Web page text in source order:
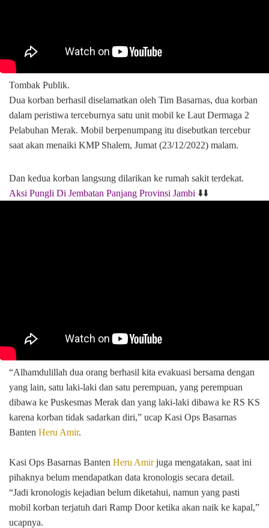
Tombak Publik.
Dua korban berhasil diselamatkan oleh Tim Basarnas, dua korban
dalam peristiwa terceburnya satu unit mobil ke Laut Dermaga 2
Pelabuhan Merak. Mobil berpenumpang itu disebutkan tercebur
saat akan menaiki KMP Shalem, Jumat (23/12/2022) malam.
Dan kedua korban langsung dilarikan ke rumah sakit terdekat.
Aksi Pungli Di Jembatan Panjang Provinsi Jambi ⬇️⬇️
“Alhamdulillah dua orang berhasil kita evakuasi bersama dengan
yang lain, satu laki-laki dan satu perempuan, yang perempuan
dibawa ke Puskesmas Merak dan yang laki-laki dibawa ke RS KS
karena korban tidak sadarkan diri,” ucap Kasi Ops Basarnas
Banten Heru Amir.
Kasi Ops Basarnas Banten Heru Amirjuga mengatakan, saat ini
pihaknya belum mendapatkan data kronologis secara detail.
“Jadi kronologis kejadian belum diketahui, namun yang pasti
mobil korban terjatuh dari Ramp Door ketika akan naik ke kapal,”
ucapnya.